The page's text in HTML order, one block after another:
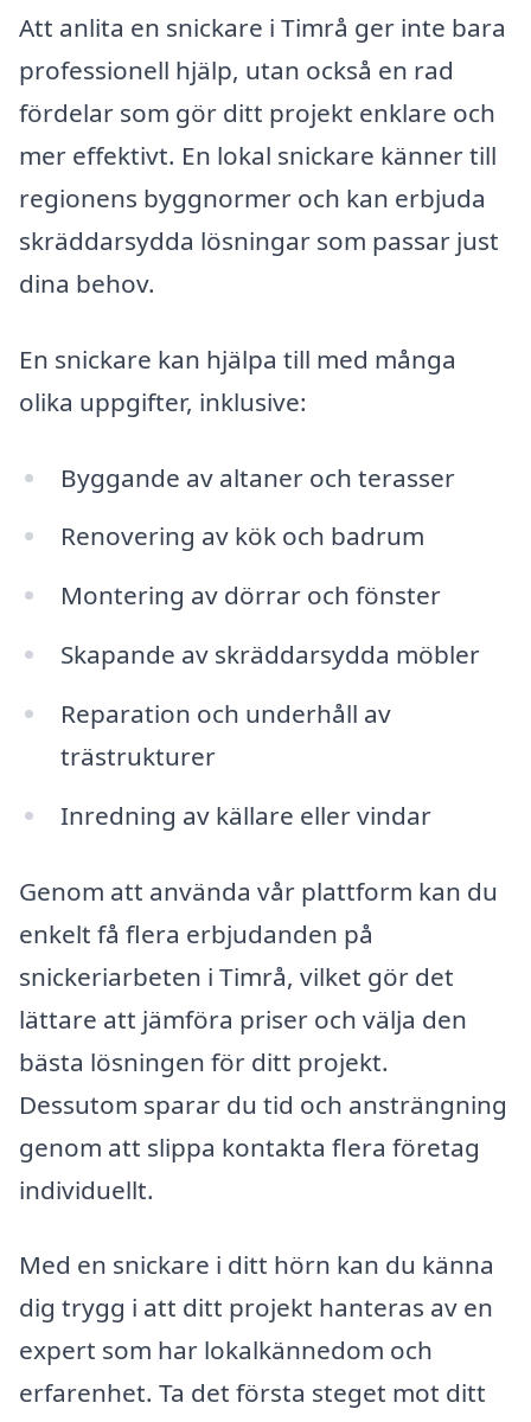
Att anlita en snickare i Timrå ger inte bara
professionell hjälp, utan också en rad
fördelar som gör ditt projekt enklare och
mer effektivt. En lokal snickare känner till
regionens byggnormer och kan erbjuda
skräddarsydda lösningar som passar just
dina behov.
En snickare kan hjälpa till med många
olika uppgifter, inklusive:
Byggande av altaner och terasser
Renovering av kök och badrum
Montering av dörrar och fönster
Skapande av skräddarsydda möbler
Reparation och underhåll av
trästrukturer
Inredning av källare eller vindar
Genom att använda vår plattform kan du
enkelt få flera erbjudanden på
snickeriarbeten i Timrå, vilket gör det
lättare att jämföra priser och välja den
bästa lösningen för ditt projekt.
Dessutom sparar du tid och ansträngning
genom att slippa kontakta flera företag
individuellt.
Med en snickare i ditt hörn kan du känna
dig trygg i att ditt projekt hanteras av en
expert som har lokalkännedom och
erfarenhet. Ta det första steget mot ditt